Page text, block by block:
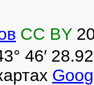
CC BY
46′